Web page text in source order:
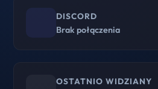
DISCORD
Brak połączenia
OSTATNIO WIDZIANY